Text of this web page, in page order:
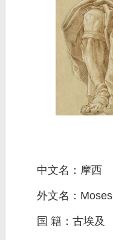
中文名：摩西
外文名：Moses
国 籍：古埃及